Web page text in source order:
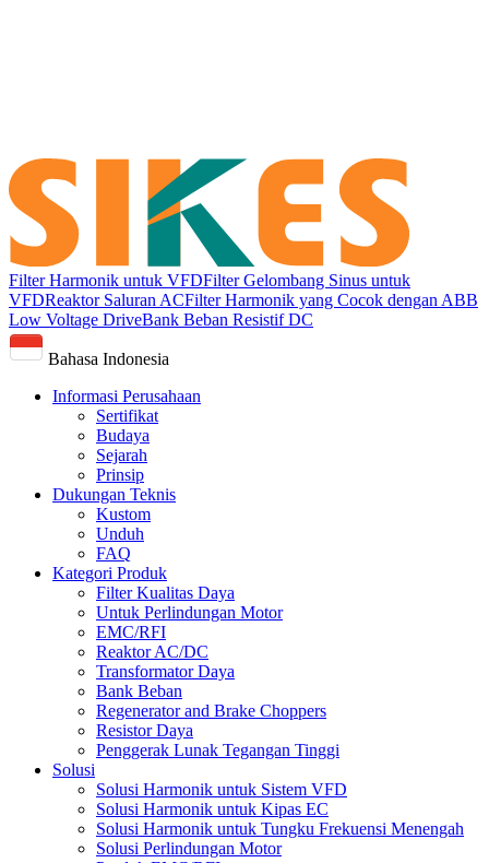
Filter Harmonik untuk VFDFilter Gelombang Sinus untuk
VFDReaktor Saluran ACFilter Harmonik yang Cocok dengan ABB
Low Voltage DriveBank Beban Resistif DC
Bahasa Indonesia
Informasi Perusahaan
Sertifikat
Budaya
Sejarah
Prinsip
Dukungan Teknis
Kustom
Unduh
FAQ
Kategori Produk
Filter Kualitas Daya
Untuk Perlindungan Motor
EMC/RFI
Reaktor AC/DC
Transformator Daya
Bank Beban
Regenerator and Brake Choppers
Resistor Daya
Penggerak Lunak Tegangan Tinggi
Solusi
Solusi Harmonik untuk Sistem VFD
Solusi Harmonik untuk Kipas EC
Solusi Harmonik untuk Tungku Frekuensi Menengah
Solusi Perlindungan Motor